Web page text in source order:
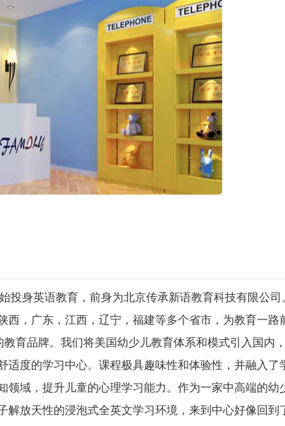
投身英语教育，前身为北京传承新语教育科技有限公司
，广东，江西，辽宁，福建等多个省市，为教育一路
育品牌。我们将美国幼少儿教育体系和模式引入国内
度的学习中心。课程极具趣味性和体验性，并融入了
域，提升儿童的心理学习能力。作为一家中高端的幼
放天性的浸泡式全英文学习环境，来到中心好像回到